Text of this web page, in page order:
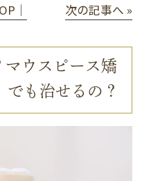
次の記事へ »
マウスピース矯
でも治せるの？